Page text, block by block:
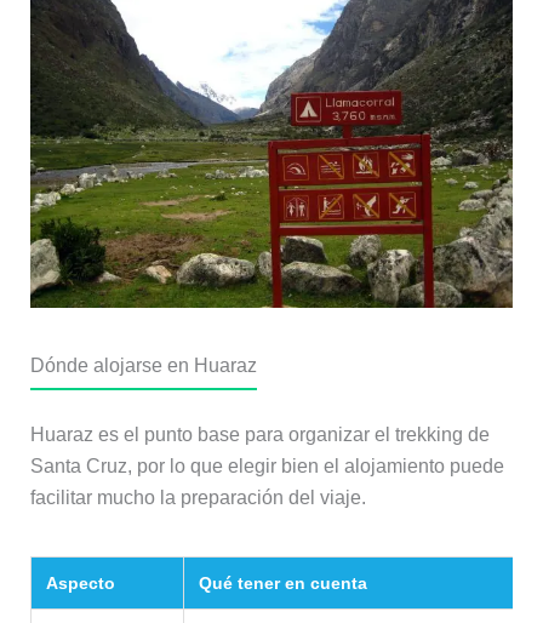
Dónde alojarse en Huaraz
Huaraz es el punto base para organizar el trekking de
Santa Cruz, por lo que elegir bien el alojamiento puede
facilitar mucho la preparación del viaje.
Aspecto Qué tener en cuenta